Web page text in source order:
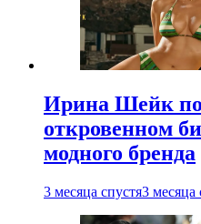
Ирина Шейк
откровенном
модного бренда
3 месяца спустя3 месяца